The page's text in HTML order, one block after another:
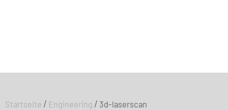
Startseite / Engineering / 3d-laserscan